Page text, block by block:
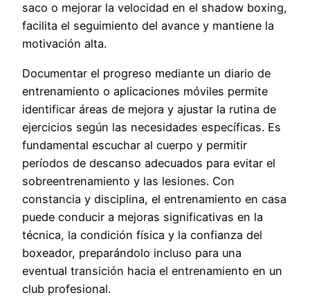
saco o mejorar la velocidad en el shadow boxing,
facilita el seguimiento del avance y mantiene la
motivación alta.
Documentar el progreso mediante un diario de
entrenamiento o aplicaciones móviles permite
identificar áreas de mejora y ajustar la rutina de
ejercicios según las necesidades específicas. Es
fundamental escuchar al cuerpo y permitir
períodos de descanso adecuados para evitar el
sobreentrenamiento y las lesiones. Con
constancia y disciplina, el entrenamiento en casa
puede conducir a mejoras significativas en la
técnica, la condición física y la confianza del
boxeador, preparándolo incluso para una
eventual transición hacia el entrenamiento en un
club profesional.